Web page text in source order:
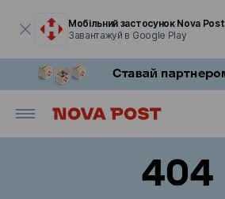
Мобільний застосунок Nova Post
Завантажуй в Google Play
404